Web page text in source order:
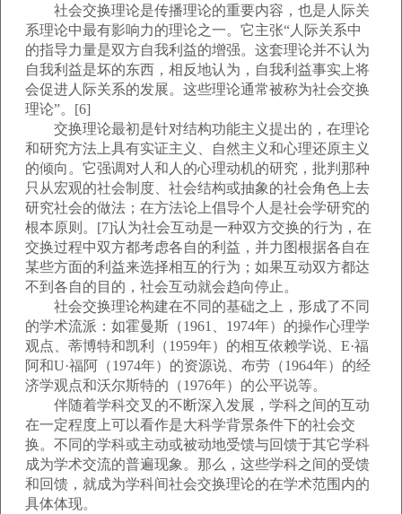
社会交换理论是传播理论的重要内容，也是人际关
系理论中最有影响力的理论之一。它主张“人际关系中
的指导力量是双方自我利益的增强。这套理论并不认为
自我利益是坏的东西，相反地认为，自我利益事实上将
会促进人际关系的发展。这些理论通常被称为社会交换
理论”。[6]
交换理论最初是针对结构功能主义提出的，在理论
和研究方法上具有实证主义、自然主义和心理还原主义
的倾向。它强调对人和人的心理动机的研究，批判那种
只从宏观的社会制度、社会结构或抽象的社会角色上去
研究社会的做法；在方法论上倡导个人是社会学研究的
根本原则。[7]认为社会互动是一种双方交换的行为，在
交换过程中双方都考虑各自的利益，并力图根据各自在
某些方面的利益来选择相互的行为；如果互动双方都达
不到各自的目的，社会互动就会趋向停止。
社会交换理论构建在不同的基础之上，形成了不同
的学术流派：如霍曼斯（1961、1974年）的操作心理学
观点、蒂博特和凯利（1959年）的相互依赖学说、E·福
阿和U·福阿（1974年）的资源说、布劳（1964年）的经
济学观点和沃尔斯特的（1976年）的公平说等。
伴随着学科交叉的不断深入发展，学科之间的互动
在一定程度上可以看作是大科学背景条件下的社会交
换。不同的学科或主动或被动地受馈与回馈于其它学科
成为学术交流的普遍现象。那么，这些学科之间的受馈
和回馈，就成为学科间社会交换理论的在学术范围内的
具体体现。